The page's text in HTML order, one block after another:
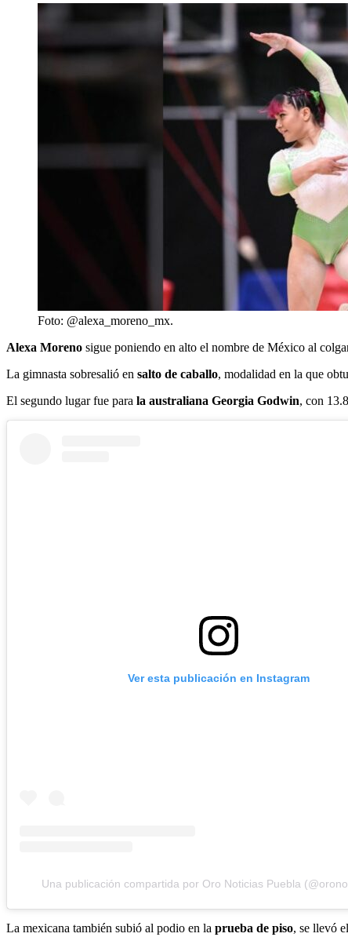
Foto: @alexa_moreno_mx.
Alexa Moreno sigue poniendo en alto el nombre de México al
La gimnasta sobresalió en salto de caballo, modalidad en la que
El segundo lugar fue para la australiana Georgia Godwin, con
Ver esta publicación en Instagram
Una publicación compartida por Oro Noticias Puebla
La mexicana también subió al podio en la prueba de piso, se llevó el